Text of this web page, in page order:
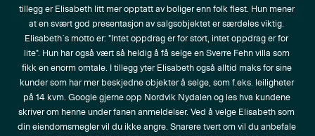
tillegg er Elisabeth litt mer opptatt av boliger enn folk flest. Hun mener
at en svært god presentasjon av salgsobjektet er særdeles viktig.
Elisabeth`s motto er: "Intet oppdrag er for stort, intet oppdrag er for
lite". Hun har også vært så heldig å få selge en Sverre Fehn villa som
fikk en enorm omtale. I tillegg yter Elisabeth også alltid maks for sine
kunder som har mer beskjedne objekter å selge, som f.eks. leiligheter
på 14 kvm. Google gjerne opp Nordvik Nydalen og les hva kundene
skriver om henne under fanen anmeldelser. Ved å velge Elisabeth som
din eiendomsmegler vil du ikke angre. Snarere tvert om vil du anbefale